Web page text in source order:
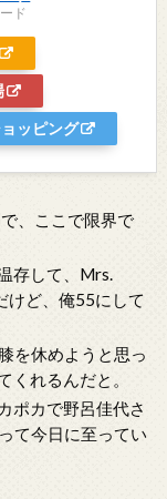
ド
ッピング
、ここで限界で
存して、Mrs.
けど、俺55にして
を休めようと思っ
くれるんだと。
ポカで野呂佳代さ
て今日に至ってい